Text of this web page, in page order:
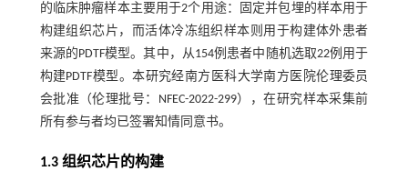
的临床肿瘤样本主要用于2个用途：固定并包埋的样本用于
构建组织芯片，而活体冷冻组织样本则用于构建体外患者
来源的PDTF模型。其中，从154例患者中随机选取22例用于
构建PDTF模型。本研究经南方医科大学南方医院伦理委员
会批准（伦理批号：NFEC-2022-299），在研究样本采集前
所有参与者均已签署知情同意书。
1.3 组织芯片的构建